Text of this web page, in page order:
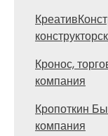
Кронос,
компания
Кропоткин
компания